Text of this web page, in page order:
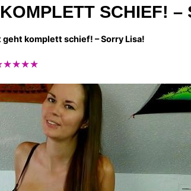
SCHIEF! –
komplett schief! – Sorry Lisa!
★★★★